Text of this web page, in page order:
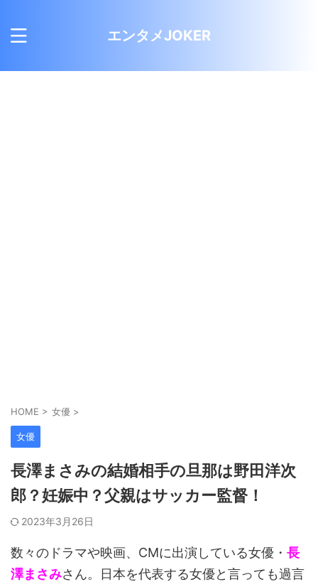
エンタメJOKER
HOME > 女優 >
女優
長澤まさみの結婚相手の旦那は野田洋次
郎？妊娠中？父親はサッカー監督！
2023年3月26日
数々のドラマや映画、CMに出演している女優・ 長
澤まさみさん。日本を代表する女優と言っても過言